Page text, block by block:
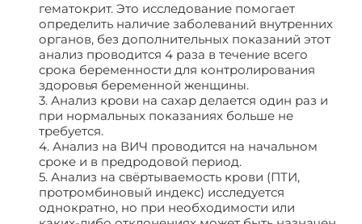
гематокрит. Это исследование помогает
определить наличие заболеваний внутренних
органов, без дополнительных показаний этот
анализ проводится 4 раза в течение всего
срока беременности для контролирования
здоровья беременной женщины.
3. Анализ крови на сахар делается один раз и
при нормальных показаниях больше не
требуется.
4. Анализ на ВИЧ проводится на начальном
сроке и в предродовой период.
5. Анализ на свёртываемость крови (ПТИ,
протромбиновый индекс) исследуется
однократно, но при необходимости или